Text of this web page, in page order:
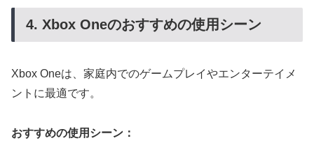
4. Xbox Oneのおすすめの使用シーン
Xbox Oneは、家庭内でのゲームプレイやエンターテイメ
ントに最適です。
おすすめの使用シーン：